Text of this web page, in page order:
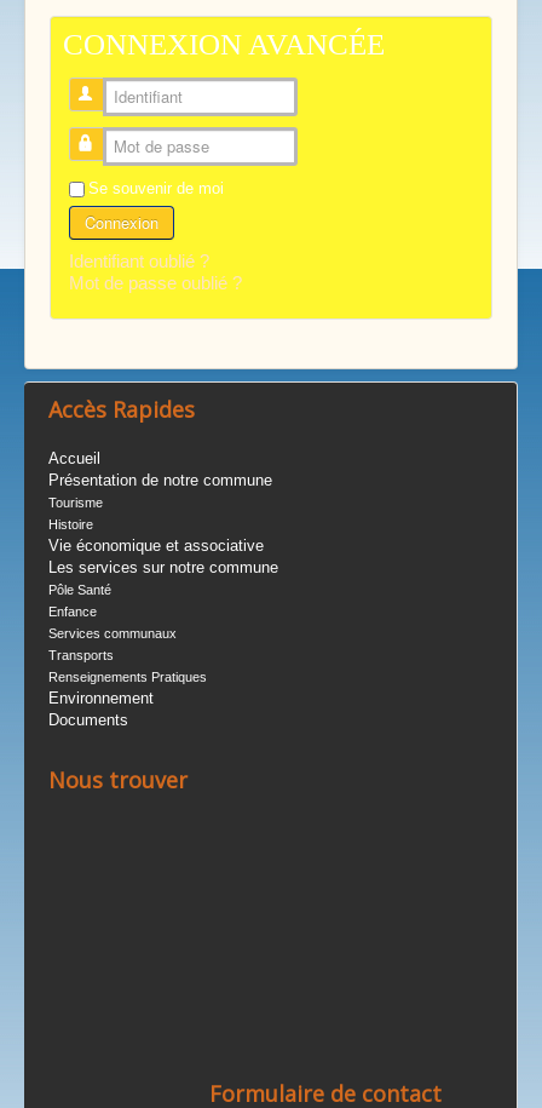
CONNEXION AVANCÉE
Identifiant
Mot de passe
Se souvenir de moi
Connexion
Identifiant oublié ?
Mot de passe oublié ?
Accès Rapides
Accueil
Présentation de notre commune
Tourisme
Histoire
Vie économique et associative
Les services sur notre commune
Pôle Santé
Enfance
Services communaux
Transports
Renseignements Pratiques
Environnement
Documents
Nous trouver
Formulaire de contact